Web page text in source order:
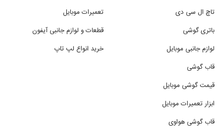
تاچ ال سی دی
باتری گوشی
لوازم جانبی موبایل
قاب گوشی
قیمت گوشی موبایل
ابزار تعمیرات موبایل
قاب گوشی هواوی
تعمیرات موبایل
قطعات و لوازم جانبی آیفون
خرید انواع لپ تاپ